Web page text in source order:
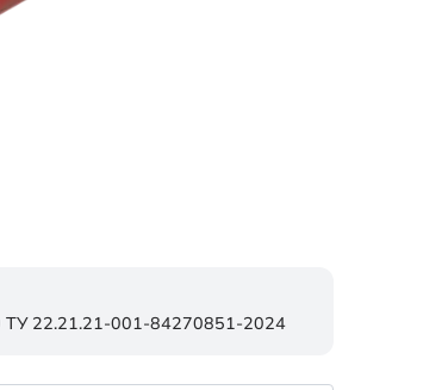
ТУ 22.21.21-001-84270851-2024